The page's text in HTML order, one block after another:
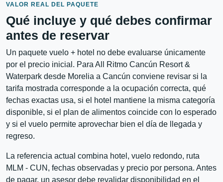
VALOR REAL DEL PAQUETE
Qué incluye y qué debes confirmar
antes de reservar
Un paquete vuelo + hotel no debe evaluarse únicamente
por el precio inicial. Para All Ritmo Cancún Resort &
Waterpark desde Morelia a Cancún conviene revisar si la
tarifa mostrada corresponde a la ocupación correcta, qué
fechas exactas usa, si el hotel mantiene la misma categoría
disponible, si el plan de alimentos coincide con lo esperado
y si el vuelo permite aprovechar bien el día de llegada y
regreso.
La referencia actual combina hotel, vuelo redondo, ruta
MLM - CUN, fechas observadas y precio por persona. Antes
de pagar, un asesor debe revalidar disponibilidad en el